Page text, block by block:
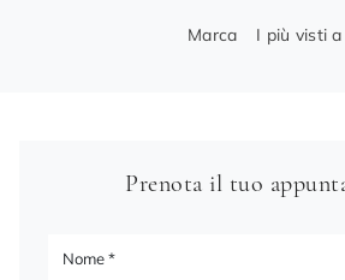
Marca I più visti a
Prenota il tuo